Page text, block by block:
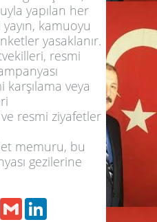
yapılan her
kamuoyu
yasaklanır.
resmi
veya
resmi ziyafetler
memuru, bu
gezilerine
EmailGmail